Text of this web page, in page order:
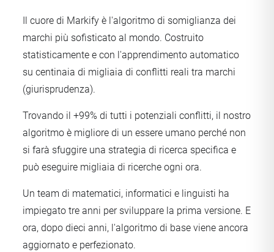
Il cuore di Markify è l'algoritmo di somiglianza dei
marchi più sofisticato al mondo. Costruito
statisticamente e con l'apprendimento automatico
su centinaia di migliaia di conflitti reali tra marchi
(giurisprudenza).
Trovando il +99% di tutti i potenziali conflitti, il nostro
algoritmo è migliore di un essere umano perché non
si farà sfuggire una strategia di ricerca specifica e
può eseguire migliaia di ricerche ogni ora.
Un team di matematici, informatici e linguisti ha
impiegato tre anni per sviluppare la prima versione. E
ora, dopo dieci anni, l'algoritmo di base viene ancora
aggiornato e perfezionato.